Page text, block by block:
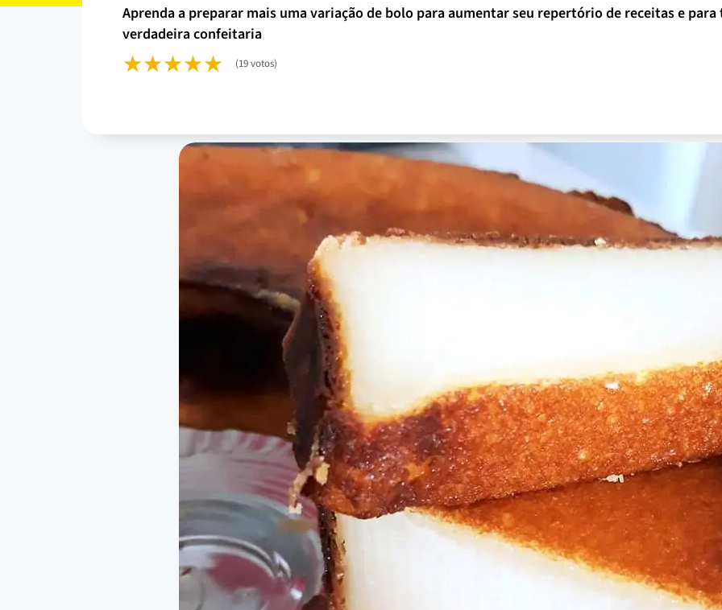
aprenda a preparar mais uma variação de bolo para aumentar seu repertório de receitas e para transformar sua cozinha em uma
verdadeira confeitaria
(19 votos)